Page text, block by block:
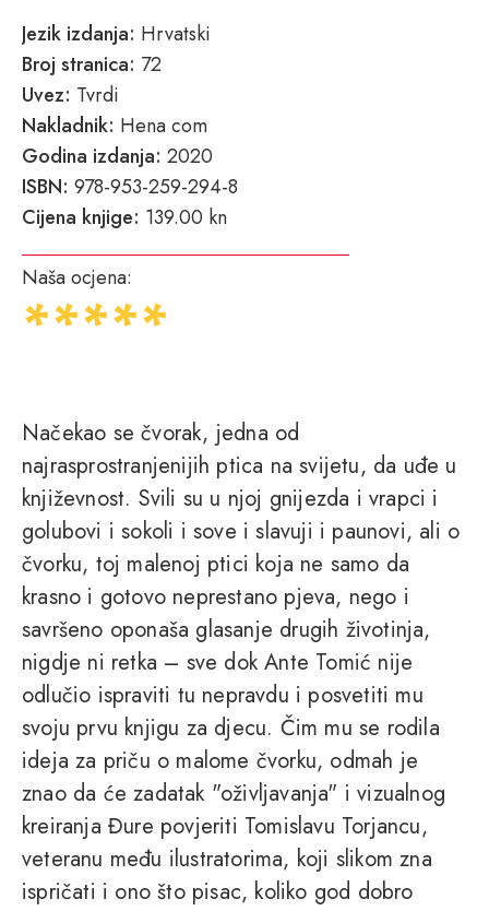
Jezik izdanja: Hrvatski
Broj stranica: 72
Uvez: Tvrdi
Nakladnik: Hena com
Godina izdanja: 2020
ISBN: 978-953-259-294-8
Cijena knjige: 139.00 kn
Naša ocjena:
Načekao se čvorak, jedna od
najrasprostranjenijih ptica na svijetu, da uđe u
književnost. Svili su u njoj gnijezda i vrapci i
golubovi i sokoli i sove i slavuji i paunovi, ali o
čvorku, toj malenoj ptici koja ne samo da
krasno i gotovo neprestano pjeva, nego i
savršeno oponaša glasanje drugih životinja,
nigdje ni retka – sve dok Ante Tomić nije
odlučio ispraviti tu nepravdu i posvetiti mu
svoju prvu knjigu za djecu. Čim mu se rodila
ideja za priču o malome čvorku, odmah je
znao da će zadatak "oživljavanja" i vizualnog
kreiranja Đure povjeriti Tomislavu Torjancu,
veteranu među ilustratorima, koji slikom zna
ispričati i ono što pisac, koliko god dobro